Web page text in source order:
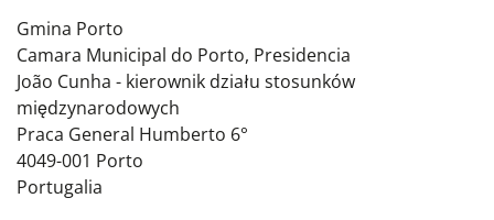
Gmina Porto
Camara Municipal do Porto, Presidencia
João Cunha - kierownik działu stosunków
międzynarodowych
Praca General Humberto 6°
4049-001 Porto
Portugalia